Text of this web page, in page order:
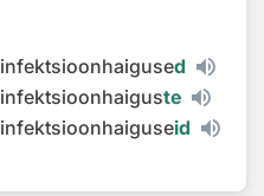
infektsioonhaigused
infektsioonhaiguste
infektsioonhaiguseid